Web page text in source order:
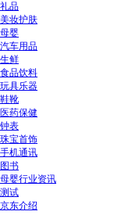
礼品
美妆护肤
母婴
汽车用品
生鲜
食品饮料
玩具乐器
鞋靴
医药保健
钟表
珠宝首饰
手机通讯
图书
母婴行业资讯
测试
京东介绍